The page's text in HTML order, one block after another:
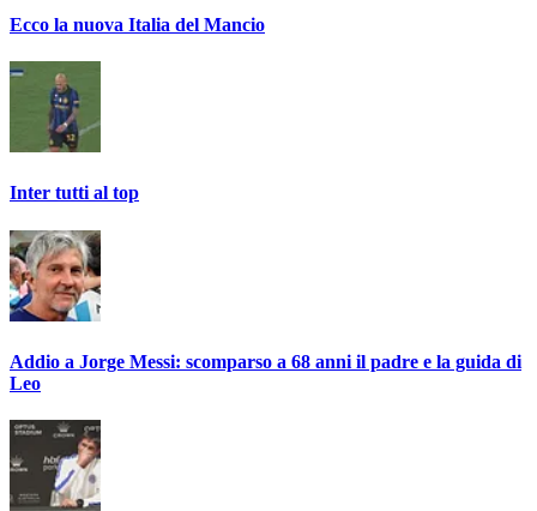
Ecco la nuova Italia del Mancio
Inter tutti al top
Addio a Jorge Messi: scomparso a 68 anni il padre e la guida di
Leo